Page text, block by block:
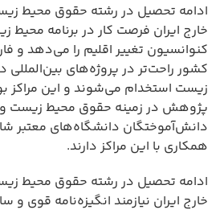
ادامه تحصیل در رشته حقوق محیط
خارج ایران فرصت کار در برنامه محیط
کنوانسیون تغییر اقلیم را می‌دهد و
کشور راحت‌تر در پروژه‌های
زیست استخدام می‌شوند و این مراکز
پژوهش در زمینه حقوق محیط زیست و
دانش‌آموختگان دانشگاه‌های معتبر
همکاری با این مراکز دارند.
ادامه تحصیل در رشته حقوق محیط
خارج ایران نیازمند انگیزه‌نامه قوی و